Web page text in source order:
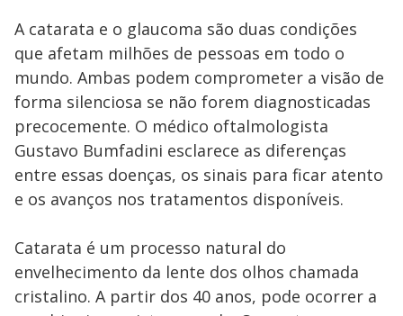
A catarata e o glaucoma são duas condições
que afetam milhões de pessoas em todo o
mundo. Ambas podem comprometer a visão de
forma silenciosa se não forem diagnosticadas
precocemente. O médico oftalmologista
Gustavo Bumfadini esclarece as diferenças
entre essas doenças, os sinais para ficar atento
e os avanços nos tratamentos disponíveis.
Catarata é um processo natural do
envelhecimento da lente dos olhos chamada
cristalino. A partir dos 40 anos, pode ocorrer a